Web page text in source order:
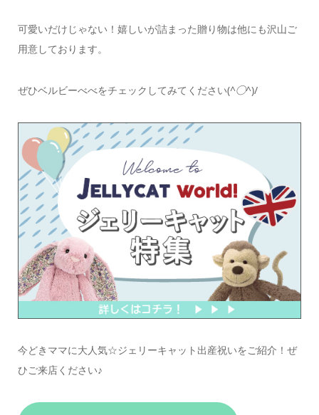
可愛いだけじゃない！嬉しいが詰まった贈り物は他にも沢山ご
用意しております。
ぜひベルビーべべをチェックしてみてください(^◯^)/
今どきママに大人気☆ジェリーキャット出産祝いをご紹介！ぜ
ひご来店ください♪